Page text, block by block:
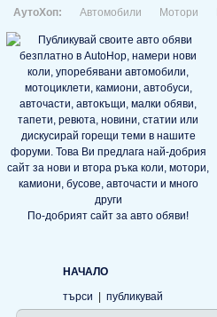
АутоХоп: Автомобили Мотори
По-добрият сайт за авто обяви!
НАЧАЛО
търси
публикувай